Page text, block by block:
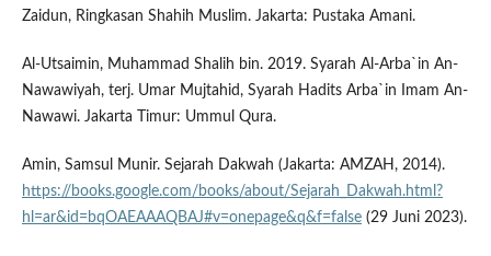
Zaidun, Ringkasan Shahih Muslim. Jakarta: Pustaka Amani.
Al-Utsaimin, Muhammad Shalih bin. 2019. Syarah Al-Arba`in An-
Nawawiyah, terj. Umar Mujtahid, Syarah Hadits Arba`in Imam An-
Nawawi. Jakarta Timur: Ummul Qura.
Amin, Samsul Munir. Sejarah Dakwah (Jakarta: AMZAH, 2014).
https://books.google.com/books/about/Sejarah_Dakwah.html?
hl=ar&id=bqOAEAAAQBAJ#v=onepage&q&f=false(29 Juni 2023).